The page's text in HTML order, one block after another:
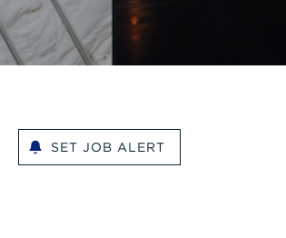
SET JOB ALERT